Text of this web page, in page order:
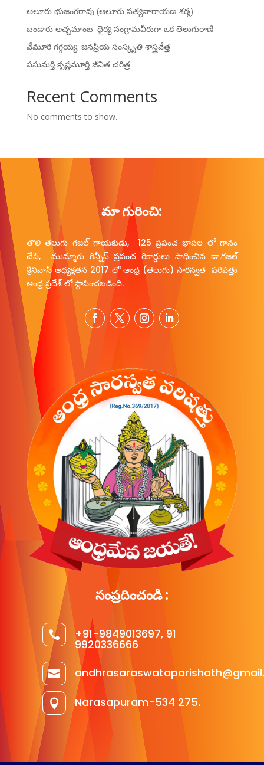
ఆలూరు భుజంగరావు (ఆలూరు సత్యనారాయణ శర్మ)
బండారు అచ్చమాంబ: ధైర్య సంగ్రామవీరుగా ఒక తెలుగురాణి
వేమూరి గగ్గయ్య: జనప్రియ సంస్కృతి శాస్త్రవేత్త
పసుమర్తి కృష్ణమూర్తి జీవిత చరిత్ర
Recent Comments
No comments to show.
మా గురించి:
తొలి తెలుగు గజల్ గాయకుడు, 125 ప్రపంచ భాషల లో గానం
చేసి, ముమ్మారు గిన్నీస్ ప్రపంచ రికార్డులు సాధించిన డా.గజల్
శ్రీనివాస్ అధ్యక్షతన 2017 లో ఆంధ్ర (తెలుగు) సారస్వత పరిషత్తు
ఆంధ్ర ప్రదేశ్ లో స్థాపించబడింది.
సంప్రదించండి :
 +91-9849013697, 91
9920336666

 Narasapuram-534 275.